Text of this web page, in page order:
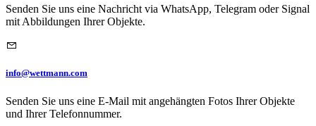
Senden Sie uns eine Nachricht via WhatsApp, Telegram oder Signal
mit Abbildungen Ihrer Objekte.
info@wettmann.com
Senden Sie uns eine E-Mail mit angehängten Fotos Ihrer Objekte
und Ihrer Telefonnummer.